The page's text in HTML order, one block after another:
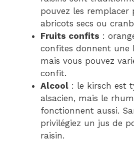
pouvez les remplacer
abricots secs ou
Fruits confits :
confites donnent une
mais vous pouvez
confit.
Alcool : le kirsch est
alsacien, mais le
fonctionnent aussi.
privilégiez un jus de
raisin.